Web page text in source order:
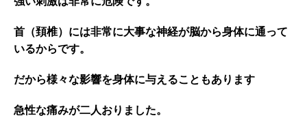
首（頚椎）には非常に大事な神経が脳から身体に通って
いるからです。
だから様々な影響を身体に与えることもあります
急性な痛みが二人おりました。